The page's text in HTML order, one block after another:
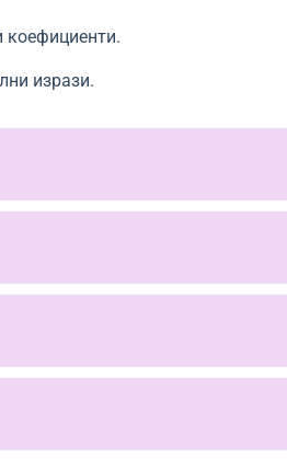
коефициенти.
изрази.